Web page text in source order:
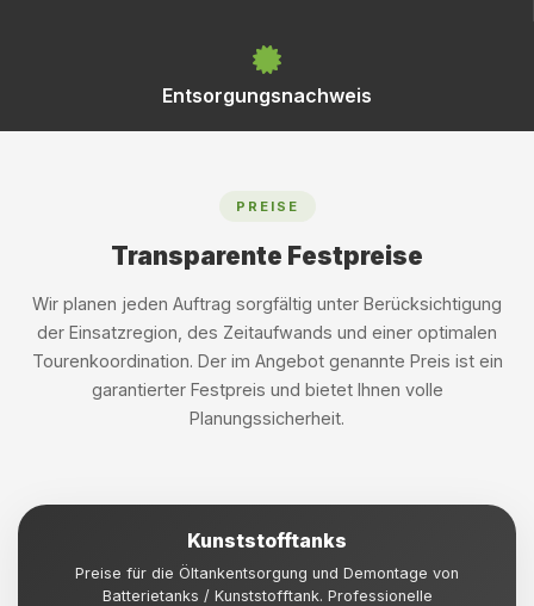
Entsorgungsnachweis
PREISE
Transparente Festpreise
Wir planen jeden Auftrag sorgfältig unter Berücksichtigung
der Einsatzregion, des Zeitaufwands und einer optimalen
Tourenkoordination. Der im Angebot genannte Preis ist ein
garantierter Festpreis und bietet Ihnen volle
Planungssicherheit.
Kunststofftanks
Preise für die Öltankentsorgung und Demontage von
Batterietanks / Kunststofftank. Professionelle